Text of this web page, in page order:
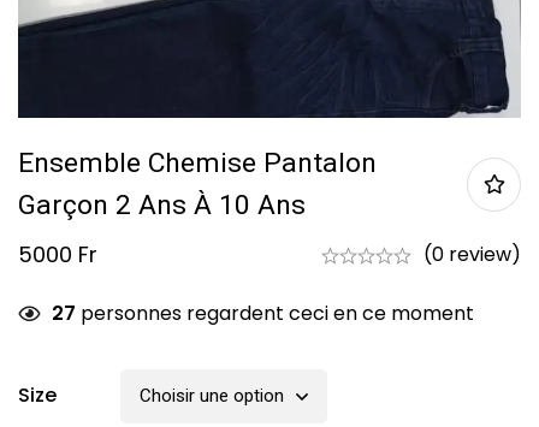
Ensemble Chemise Pantalon
Garçon 2 Ans À 10 Ans
5000 Fr (0 review)
27 personnes regardent ceci en ce moment
Size